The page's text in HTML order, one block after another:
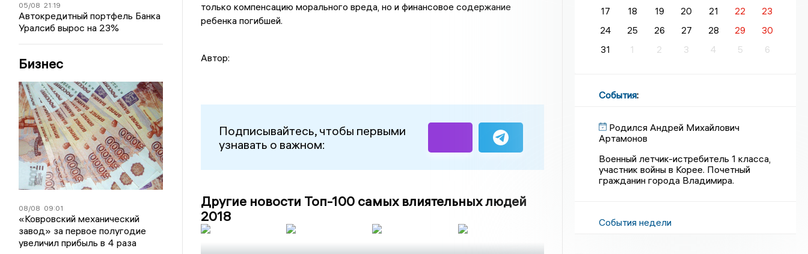
05/08 21:19
Автокредитный портфель Банка
Уралсиб вырос на 23%
Бизнес
08/08 09:01
«Ковровский механический
завод» за первое полугодие
увеличил прибыль в 4 раза
только компенсацию морального вреда, но и финансовое содержание
ребенка погибшей.
Автор:
Подписывайтесь, чтобы первыми
узнавать о важном:
Другие новости Топ-100 самых влиятельных людей
2018
17
18 19 20 21 22
23
24
25 26 27 28 29
30
31
1 2 3 4 5 6
События:
Родился Андрей Михайлович
Артамонов
Военный летчик-истребитель 1 класса,
участник войны в Корее. Почетный
гражданин города Владимира.
События недели